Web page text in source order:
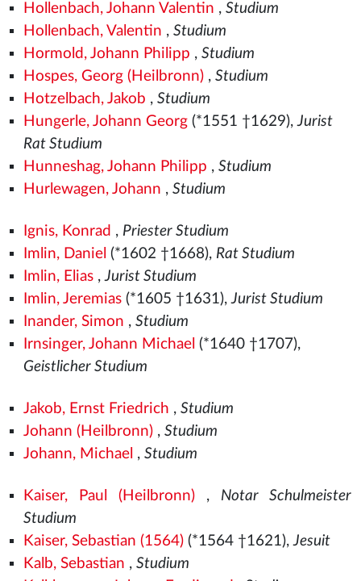
Hollenbach, Johann Valentin , Studium
Hollenbach, Valentin , Studium
Hormold, Johann Philipp , Studium
Hospes, Georg (Heilbronn), Studium
Hotzelbach, Jakob , Studium
Hungerle, Johann Georg(*1551 †1629),Jurist
Rat Studium
Hunneshag, Johann Philipp , Studium
Hurlewagen, Johann , Studium
Ignis, Konrad , Priester Studium
Imlin, Daniel (*1602 †1668), Rat Studium
Imlin, Elias,Jurist Studium
Imlin, Jeremias(*1605 †1631),Jurist Studium
Inander, Simon , Studium
Irnsinger, Johann Michael (*1640 †1707),
Geistlicher Studium
Jakob, Ernst Friedrich , Studium
Johann (Heilbronn), Studium
Johann, Michael , Studium
Kaiser, Paul (Heilbronn), Notar Schulmeister
Studium
Kaiser, Sebastian (1564)(*1564 †1621),Jesuit
Kalb, Sebastian , Studium